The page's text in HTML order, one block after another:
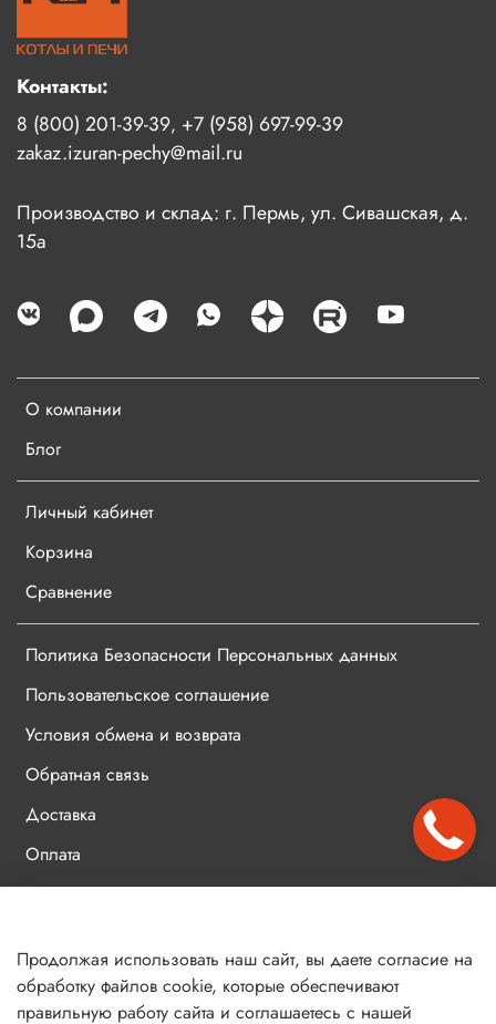
О компании
Блог
Личный кабинет
Корзина
Сравнение
Политика Безопасности Персональных данных
Пользовательское соглашение
Условия обмена и возврата
Обратная связь
Доставка
Оплата
Контакты
Контакты:
8 (800) 201-39-39, +7 (958) 697-99-39
zakaz.izuran-pechy@mail.ru
Производство и склад: г. Пермь, ул. Сивашская, д.
15а
*Все цены на сайте указаны с НДС 5%
Не является публичной офертой | ИП Балабанов М.К. © 2022
Продолжая использовать наш сайт, вы даете согласие на
обработку файлов cookie, которые обеспечивают
правильную работу сайта и соглашаетесь с нашей
обработки